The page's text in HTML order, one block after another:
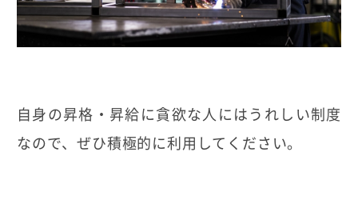
自身の昇格・昇給に貪欲な人にはうれしい制度
なので、ぜひ積極的に利用してください。